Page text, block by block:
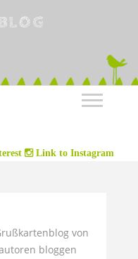
BLOG
Link to Instagram
von
bloggen